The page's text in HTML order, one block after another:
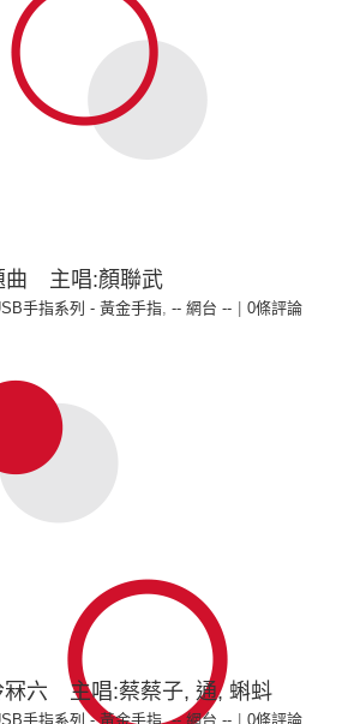
曲 主唱:顏聯武
手指系列 - 黃金手指, -- 網台 -- 0條評論
冧六 主唱:蔡蔡子, 通, 蝌蚪
手指系列 - 黃金手指,-- 網台 -- 0條評論